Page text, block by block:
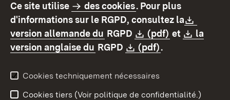
Contact
Protection des données
Déclaration d'accessibilité Mentions légales
Ce site utilise des cookies. Pour plus
d'informations sur le RGPD, consultez la
version allemande du (S’ouvre dans un nouvel
RGPD Download:
(pdf) (S’ouvre
et
la
version anglaise du (S’ouvre dans un nouvel
RGPD Download:
(pdf).
Cookies techniquement nécessaires
Cookies tiers (Voir politique de confidentialité.)